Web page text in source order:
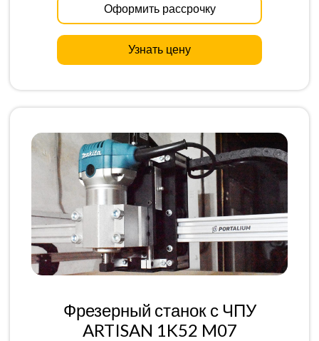
Оформить рассрочку
Узнать цену
Фрезерный станок с ЧПУ
ARTISAN 1K52 M07